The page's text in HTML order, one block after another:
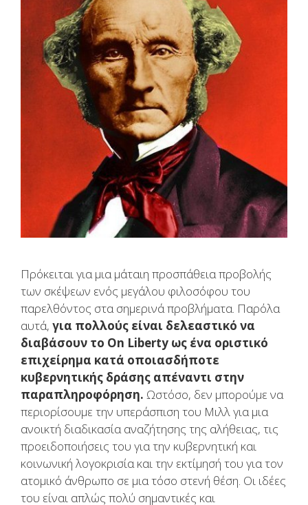
Πρόκειται για μια μάταιη προσπάθεια προβολής
των σκέψεων ενός μεγάλου φιλοσόφου του
παρελθόντος στα σημερινά προβλήματα. Παρόλα
αυτά, για πολλούς είναι δελεαστικό να
διαβάσουν το On Liberty ως ένα οριστικό
επιχείρημα κατά οποιασδήποτε
κυβερνητικής δράσης απέναντι στην
παραπληροφόρηση. Ωστόσο, δεν μπορούμε να
περιορίσουμε την υπεράσπιση του Μιλλ για μια
ανοικτή διαδικασία αναζήτησης της αλήθειας, τις
προειδοποιήσεις του για την κυβερνητική και
κοινωνική λογοκρισία και την εκτίμησή του για τον
ατομικό άνθρωπο σε μια τόσο στενή θέση. Οι ιδέες
του είναι απλώς πολύ σημαντικές και